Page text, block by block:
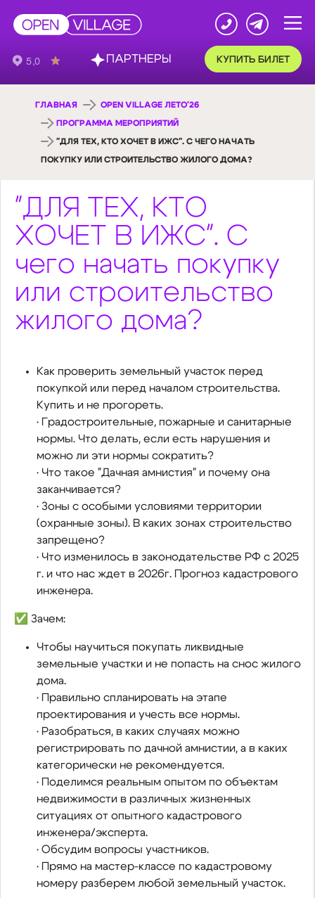
КУПИТЬ БИЛЕТ
ГЛАВНАЯ OPEN VILLAGE ЛЕТО'26
ПРОГРАММА МЕРОПРИЯТИЙ
"ДЛЯ ТЕХ, КТО ХОЧЕТ В ИЖС". С ЧЕГО НАЧАТЬ
ПОКУПКУ ИЛИ СТРОИТЕЛЬСТВО ЖИЛОГО ДОМА?
"ДЛЯ ТЕХ, КТО
ХОЧЕТ В ИЖС". С
чего начать покупку
или строительство
жилого дома?
Как проверить земельный участок перед
покупкой или перед началом строительства.
Купить и не прогореть.
• Градостроительные, пожарные и санитарные
нормы. Что делать, если есть нарушения и
можно ли эти нормы сократить?
• Что такое "Дачная амнистия" и почему она
заканчивается?
• Зоны с особыми условиями территории
(охранные зоны). В каких зонах строительство
запрещено?
• Что изменилось в законодательстве РФ с 2025
г. и что нас ждет в 2026г. Прогноз кадастрового
инженера.
✅ Зачем:
Чтобы научиться покупать ликвидные
земельные участки и не попасть на снос жилого
дома.
• Правильно спланировать на этапе
проектирования и учесть все нормы.
• Разобраться, в каких случаях можно
регистрировать по дачной амнистии, а в каких
категорически не рекомендуется.
• Поделимся реальным опытом по объектам
недвижимости в различных жизненных
ситуациях от опытного кадастрового
инженера/эксперта.
• Обсудим вопросы участников.
• Прямо на мастер-классе по кадастровому
номеру разберем любой земельный участок.